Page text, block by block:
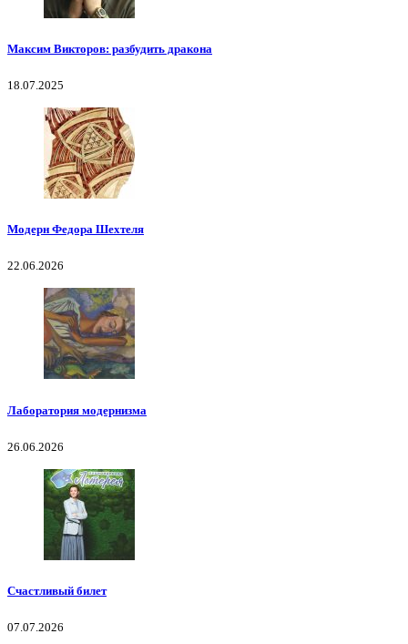
Максим Викторов: разбудить дракона
18.07.2025
Модерн Федора Шехтеля
22.06.2026
Лаборатория модернизма
26.06.2026
Счастливый билет
07.07.2026